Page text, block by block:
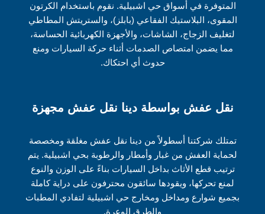
المتوفرة في أسواق حي اشبيلية. نقوم باستخدام الكرتون
المقوى، البلاستيك الفقاعي (بابلز)، والستريتش المطاطي
لتغليف الزجاج، الشاشات، والأجهزة الكهربائية الحساسة،
مما يضمن امتصاص الصدمات أثناء حركة السيارات ومنع
حدوث أي احتكاك.
نقل عفش بواسطة دينا نقل عفش مجهزة
تمتلك شركتنا أسطولاً من دينا نقل عفش مغلقة ومخصصة
لحماية العفش من غبار وأمطار والرطوبة بحي اشبيلية. يتم
ترتيب قطع الأثاث بداخل السيارات بناءً على الوزن والنوع
لمنع تحركها، ويقودها سائقون محترفون على دراية كاملة
بجميع شوارع ومداخل ومخارج حي اشبيلية لتفادي المطبات
والطرق الوعرة.